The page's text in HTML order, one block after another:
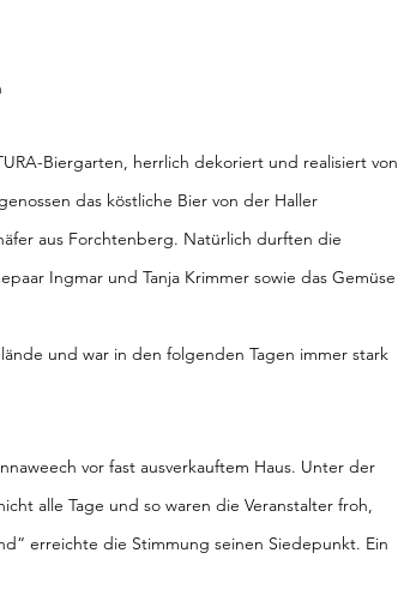
Biergarten, herrlich dekoriert und realisiert von
das köstliche Bier von der Haller
aus Forchtenberg. Natürlich durften die
Ingmar und Tanja Krimmer sowie das Gemüse
und war in den folgenden Tagen immer stark
vor fast ausverkauftem Haus. Unter der
alle Tage und so waren die Veranstalter froh,
erreichte die Stimmung seinen Siedepunkt. Ein